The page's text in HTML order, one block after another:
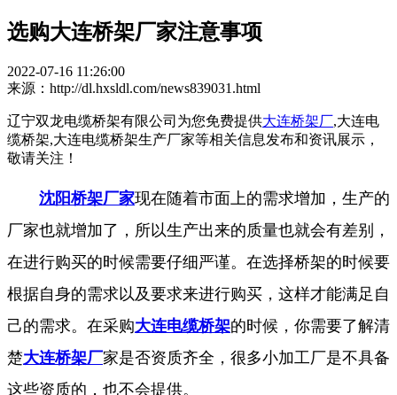
选购大连桥架厂家注意事项
2022-07-16 11:26:00
来源：http://dl.hxsldl.com/news839031.html
辽宁双龙电缆桥架有限公司为您免费提供大连桥架厂,大连电
缆桥架,大连电缆桥架生产厂家等相关信息发布和资讯展示，
敬请关注！
沈阳桥架厂家现在随着市面上的需求增加，生产的
厂家也就增加了，所以生产出来的质量也就会有差别，
在进行购买的时候需要仔细严谨。在选择桥架的时候要
根据自身的需求以及要求来进行购买，这样才能满足自
己的需求。在采购大连电缆桥架的时候，你需要了解清
楚大连桥架厂家是否资质齐全，很多小加工厂是不具备
这些资质的，也不会提供。